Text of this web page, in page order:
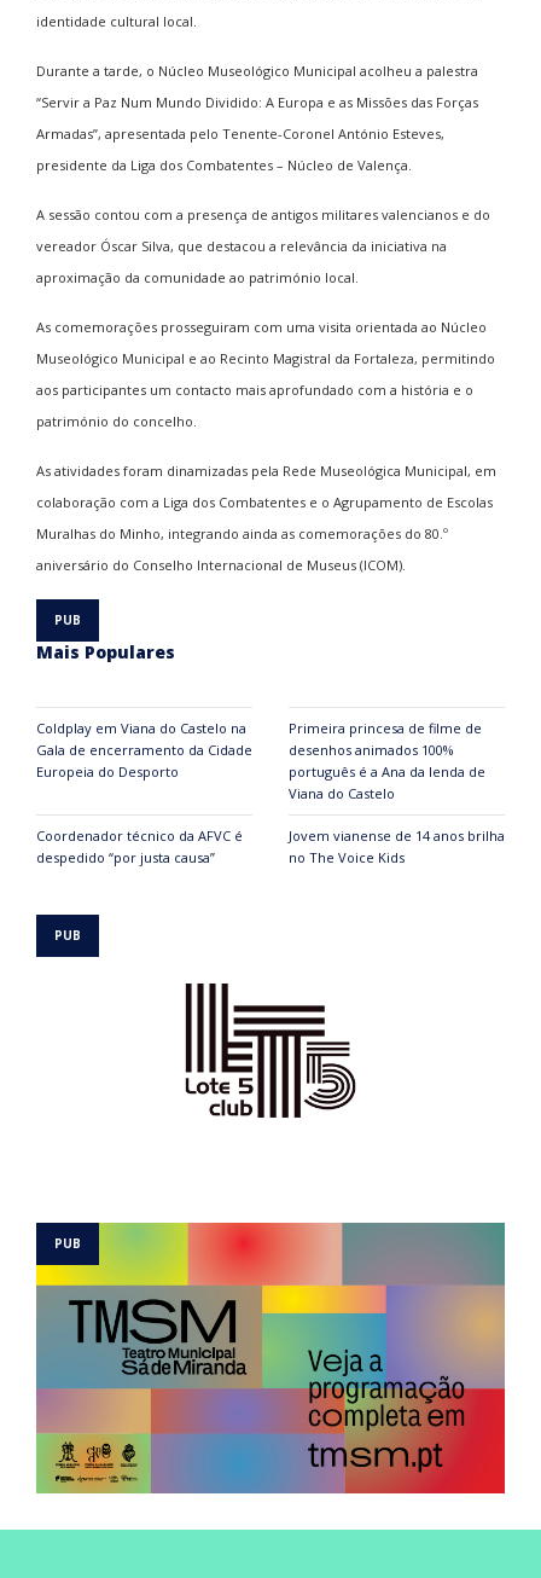
identidade cultural local.
Durante a tarde, o Núcleo Museológico Municipal acolheu a palestra
“Servir a Paz Num Mundo Dividido: A Europa e as Missões das Forças
Armadas”, apresentada pelo Tenente-Coronel António Esteves,
presidente da Liga dos Combatentes – Núcleo de Valença.
A sessão contou com a presença de antigos militares valencianos e do
vereador Óscar Silva, que destacou a relevância da iniciativa na
aproximação da comunidade ao património local.
As comemorações prosseguiram com uma visita orientada ao Núcleo
Museológico Municipal e ao Recinto Magistral da Fortaleza, permitindo
aos participantes um contacto mais aprofundado com a história e o
património do concelho.
As atividades foram dinamizadas pela Rede Museológica Municipal, em
colaboração com a Liga dos Combatentes e o Agrupamento de Escolas
Muralhas do Minho, integrando ainda as comemorações do 80.º
aniversário do Conselho Internacional de Museus (ICOM).
Mais Populares
Coldplay em Viana do Castelo na
Gala de encerramento da Cidade
Europeia do Desporto
Primeira princesa de filme de
desenhos animados 100%
português é a Ana da lenda de
Viana do Castelo
Coordenador técnico da AFVC é
despedido “por justa causa”
Jovem vianense de 14 anos brilha
no The Voice Kids